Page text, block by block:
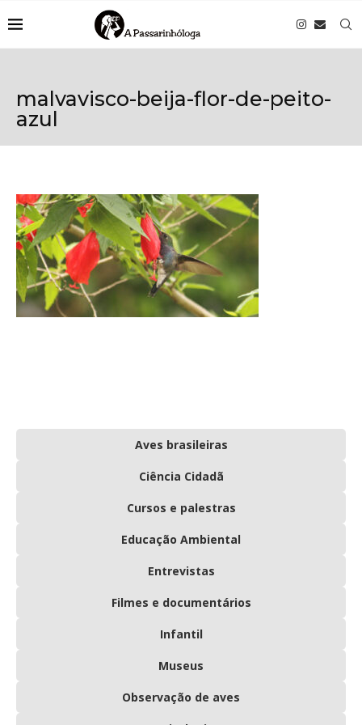
malvavisco-beija-flor-de-peito-
azul
Aves brasileiras
Ciência Cidadã
Cursos e palestras
Educação Ambiental
Entrevistas
Filmes e documentários
Infantil
Museus
Observação de aves